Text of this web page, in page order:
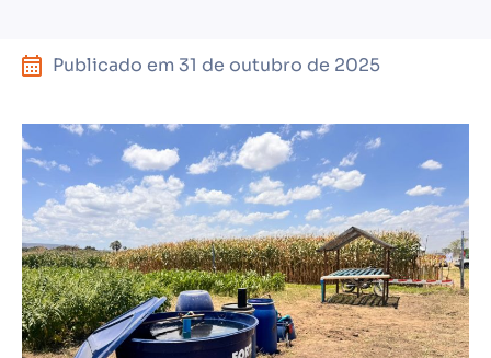
Publicado em 31 de outubro de 2025